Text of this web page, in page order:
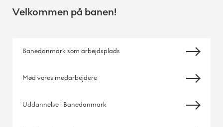
Velkommen på banen!
Banedanmark som arbejdsplads
Mød vores medarbejdere
Uddannelse i Banedanmark